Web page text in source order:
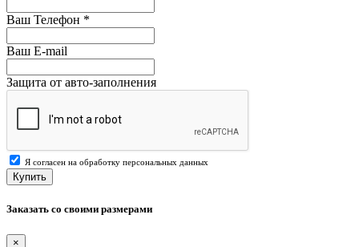
Ваш Телефон *
Ваш E-mail
Защита от авто-заполнения
Я согласен на обработку персональных данных
Купить
Заказать со своими размерами
×